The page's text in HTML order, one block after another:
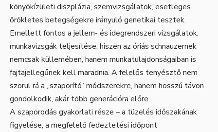
könyökízületi diszplázia, szemvizsgálatok, esetleges
örökletes betegségekre irányuló genetikai tesztek.
Emellett fontos a jellem- és idegrendszeri vizsgálatok,
munkavizsgák teljesítése, hiszen az óriás schnauzernek
nemcsak küllemében, hanem munkatulajdonságaiban is
fajtajellegűnek kell maradnia. A felelős tenyésztő nem
szorul rá a „szaporító” módszerekre, hanem hosszú távon
gondolkodik, akár több generációra előre.
A szaporodás gyakorlati része – a tüzelés időszakának
figyelése, a megfelelő fedeztetési időpont